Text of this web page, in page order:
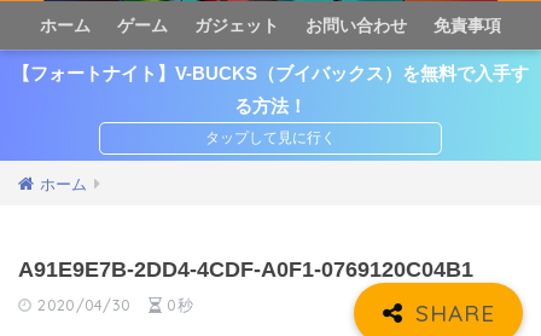
ホーム ゲーム ガジェット お問い合わせ 免責事項
【フォートナイト】V-BUCKS（ブイバックス）を無料で入手す
る方法！
ホーム
A91E9E7B-2DD4-4CDF-A0F1-0769120C04B1
2020/04/30 0秒